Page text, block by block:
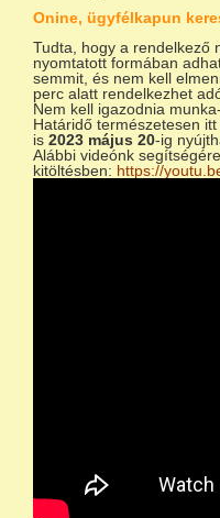
Onine, ügyfélkapun
Tudta, hogy a rendelkező
nyomtatott formában
semmit, és nem kell
perc alatt rendelkezhet
Nem kell igazodnia
Határidő természetesen
is 2023 május 20-ig
Alábbi videónk
kitöltésben: https://